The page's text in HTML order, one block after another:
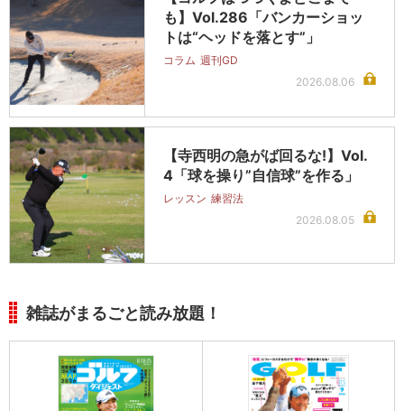
も】Vol.286「バンカーショッ
トは“ヘッドを落とす”」
コラム 週刊GD
2026.08.06
【寺西明の急がば回るな!】Vol.
4「球を操り”自信球”を作る」
レッスン 練習法
2026.08.05
雑誌がまるごと読み放題！